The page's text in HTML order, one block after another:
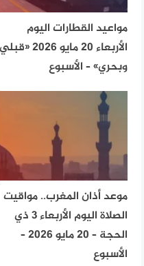
مواعيد القطارات اليوم
الأربعاء 20 مايو 2026 «قبلي
وبحري» – الأسبوع
موعد أذان المغرب.. مواقيت
الصلاة اليوم الأربعاء 3 ذي
الحجة – 20 مايو 2026 –
الأسبوع